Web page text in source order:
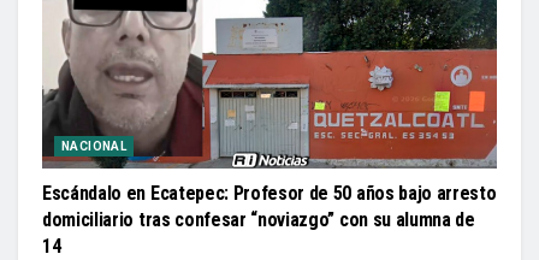
NACIONAL
Escándalo en Ecatepec: Profesor de 50 años bajo arresto
domiciliario tras confesar “noviazgo” con su alumna de
14